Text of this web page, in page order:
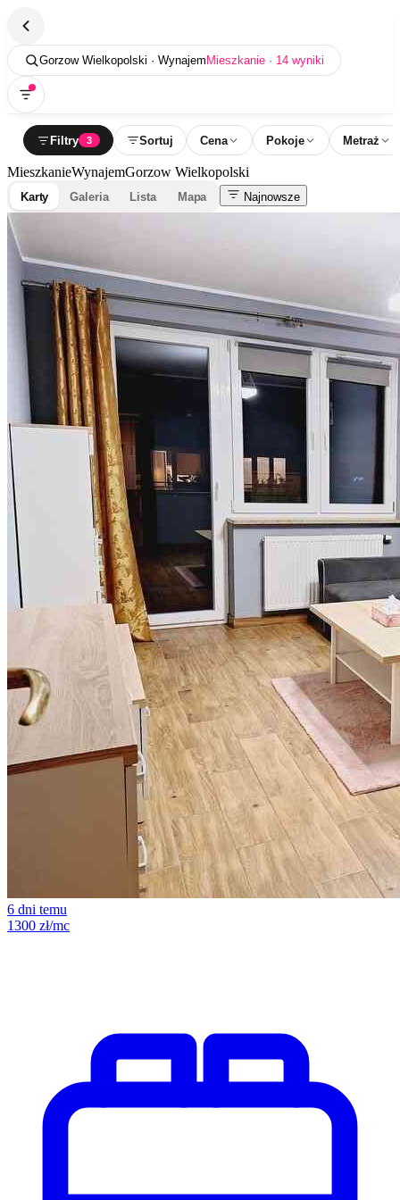
Gorzow Wielkopolski · Wynajem Mieszkanie · 14 wyniki
Filtry 3 Sortuj Cena Pokoje Metraż
MieszkanieWynajemGorzow Wielkopolski
Karty Galeria Lista Mapa Najnowsze
6 dni temu
1300 zł/mc